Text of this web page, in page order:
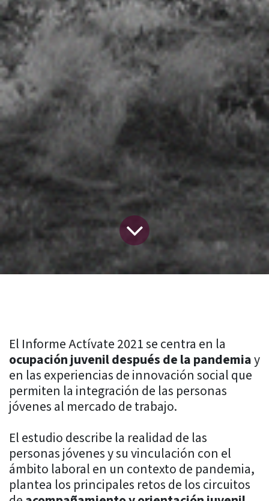
El Informe Actívate 2021 se centra en la
ocupación juvenil después de la pandemiay
en las experiencias de innovación social que
permiten la integración de las personas
jóvenes al mercado de trabajo.
El estudio describe la realidad de las
personas jóvenes y su vinculación con el
ámbito laboral en un contexto de pandemia,
plantea los principales retos de los circuitos